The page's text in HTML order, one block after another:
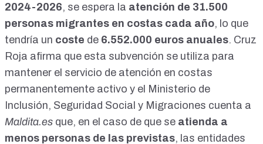
2024-2026, se espera la atención de 31.500
personas migrantes en costas cada año, lo que
tendría un coste de 6.552.000 euros anuales. Cruz
Roja afirma que esta subvención se utiliza para
mantener el servicio de atención en costas
permanentemente activo y el Ministerio de
Inclusión, Seguridad Social y Migraciones cuenta a
Maldita.es que, en el caso de que se atienda a
menos personas de las previstas, las entidades